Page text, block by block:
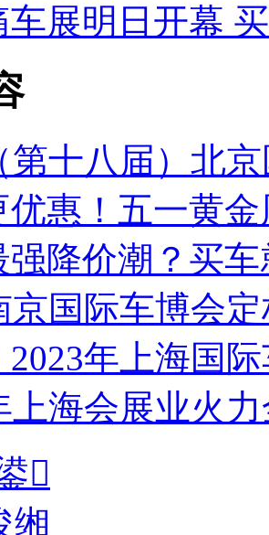
车展明日开幕
第十八届）北
优惠！五一黄
强降价潮？买
京国际车博会
2023年上海国
上海会展业火